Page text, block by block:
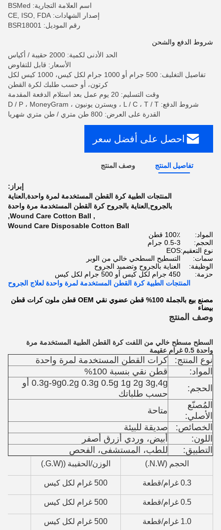
اسم العلامة التجارية: BSMed
إصدار الشهادات: CE, ISO, FDA
رقم الموديل: BSR18001
شروط الدفع والشحن
الحد الأدنى لكمية: 2000 حقيبة / أكياس
الأسعار: قابل للتفاوض
تفاصيل التغليف: 500 جرام أو 1000 جرام لكل كيس، 1000 كيس لكل
كرتون، أو حسب طلبك لكرة القطن
وقت التسليم: 20 يوم عمل بعد استلام الدفعة المقدمة
شروط الدفع: L / C ، T / T ، ويسترن يونيون ، D / P ، MoneyGram
القدرة على العرض: 800 طن متري / طن متري شهريا
احصل على أفضل سعر
تفاصيل المنتج وصف المنتج
إبراز:
المنتجات الطبية كرة القطن المستخدمة لمرة واحدة,العناية
بالجروح,العناية بالجروح كرة القطن المستخدمة مرة واحدة
,
Wound Care Cotton Ball
,
Wound Care Disposable Cotton Ball
المواد:
100٪ قطن
الحجم:
0.5-3 جرام
نوع التعقيم:EOS
سمات:
التسطيح السطحي خالي من الوبر
الوظيفة:
العناية بالجروح وتضميد الجروح
حزمة:
450 جرام لكل كيس أو 500 جرام لكل كيس
المنتجات الطبية كرة القطن المستخدمة لمرة واحدة لعلاج الجروح
مصنع بيع بالجملة 100% قطن عضوي نقي OEM قطن ملون كرات قطن
بيضاء
وصف المنتج
السطح مسطح خالي من اللفت كرة القطن الطبية المستخدمة مرة
واحدة 0.5 غرام عقيمة
نوع المنتج:
كرات القطن المستخدمة لمرة واحدة
المواد:
قطن نقي بنسبة 100%
الحجم:
0.3g-9g0.2g 0.3g 0.5g 1g 2g 3g,4g أو
حسب طلباتك
المُصنّع
الأصلي:
متاحة
الخصائص:
صديقة للبيئة
اللون:
أبيض، وردي أزرق أصفر
التطبيق:
للطب، المستشفى، الفحص
الحجم (N.W.) الوزن/الحقيبة ((G.W.)
0.3 غرام/قطعة 500 غرام لكل كيس
0.5 غرام/قطعة 500 غرام لكل كيس
1.0 غرام/قطعة 500 غرام لكل كيس